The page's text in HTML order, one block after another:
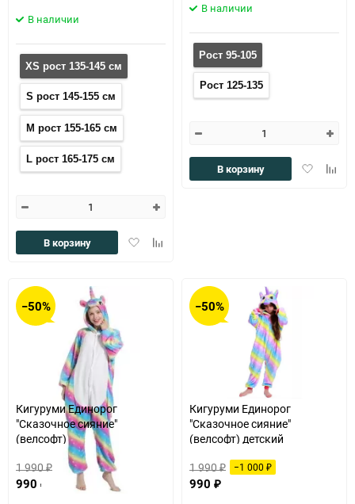
В наличии
XS рост 135-145 см
S рост 145-155 см
M рост 155-165 см
L рост 165-175 см
ДобавитьДобавить
В корзину
В наличии
Рост 95-105
Рост 125-135
Добавить
В корзину
−50%
Кигуруми Единорог
"Сказочное сияние"
(велсофт)
1 990₽ −1 000
990 ₽
−50%
Кигуруми Единорог
"Сказочное сияние"
(велсофт) детский
1 990₽ −1 000 ₽
990 ₽